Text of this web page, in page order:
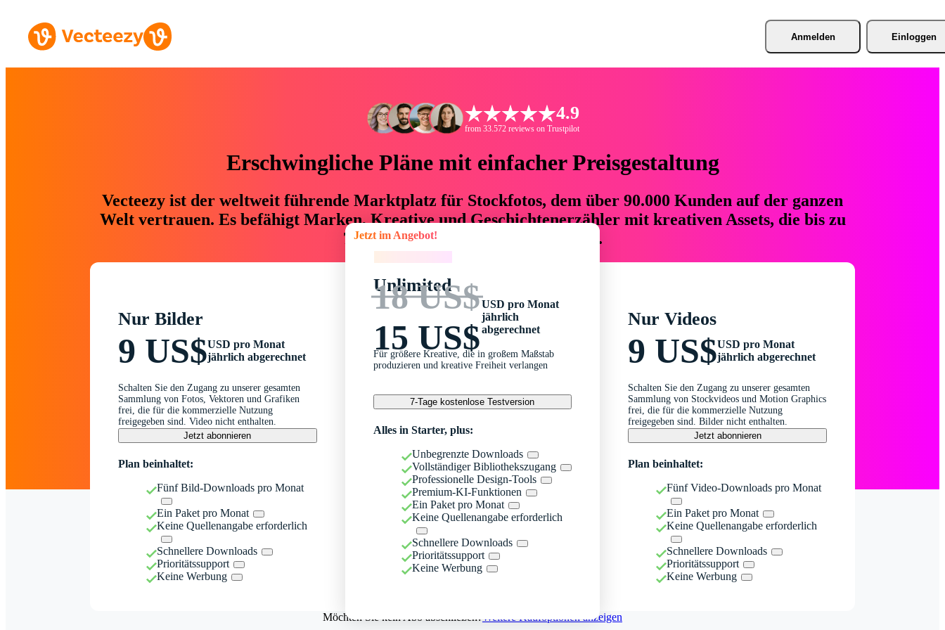
Anmelden Einloggen
4.9
from 33.572 reviews on Trustpilot
Erschwingliche Pläne mit einfacher Preisgestaltung
Vecteezy ist der weltweit führende Marktplatz für Stockfotos, dem über 90.000 Kunden auf der ganzen
Welt vertrauen. Es befähigt Marken, Kreative und Geschichtenerzähler mit kreativen Assets, die bis zu
76 % an Zeit und Budget einsparen.
Nur Bilder
9 US$USD pro Monat
jährlich abgerechnet
Schalten Sie den Zugang zu unserer gesamten
Sammlung von Fotos, Vektoren und Grafiken
frei, die für die kommerzielle Nutzung
freigegeben sind. Video nicht enthalten.
Jetzt abonnieren
Plan beinhaltet:
Fünf Bild-Downloads pro Monat
Ein Paket pro Monat
Keine Quellenangabe erforderlich
Schnellere Downloads
Prioritätssupport
Keine Werbung
Jetzt im Angebot!
Unlimited
18 US$
15 US$
USD pro Monat
jährlich
abgerechnet
Für größere Kreative, die in großem Maßstab
produzieren und kreative Freiheit verlangen
7-Tage kostenlose Testversion
Alles in Starter, plus:
Unbegrenzte Downloads
Vollständiger Bibliothekszugang
Professionelle Design-Tools
Premium-KI-Funktionen
Ein Paket pro Monat
Keine Quellenangabe erforderlich
Schnellere Downloads
Prioritätssupport
Keine Werbung
Nur Videos
9 US$USD pro Monat
jährlich abgerechnet
Schalten Sie den Zugang zu unserer gesamten
Sammlung von Stockvideos und Motion Graphics
frei, die für die kommerzielle Nutzung
freigegeben sind. Bilder nicht enthalten.
Jetzt abonnieren
Plan beinhaltet:
Fünf Video-Downloads pro Monat
Ein Paket pro Monat
Keine Quellenangabe erforderlich
Schnellere Downloads
Prioritätssupport
Keine Werbung
Möchten Sie kein Abo abschließen?Weitere Kaufoptionen anzeigen